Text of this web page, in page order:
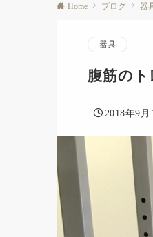
Home ブログ 器
器具
腹筋の
2018年9月